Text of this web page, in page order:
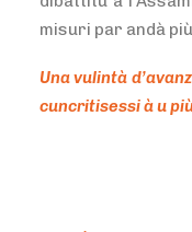
misuri par andà
Una vulintà
cuncritisessi à u